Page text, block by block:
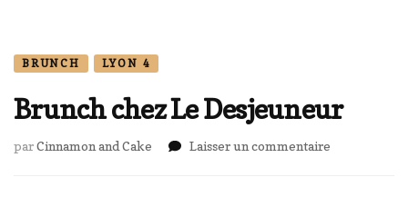
BRUNCH LYON 4
Brunch chez Le Desjeuneur
parCinnamon and Cake Laisser un commentaire